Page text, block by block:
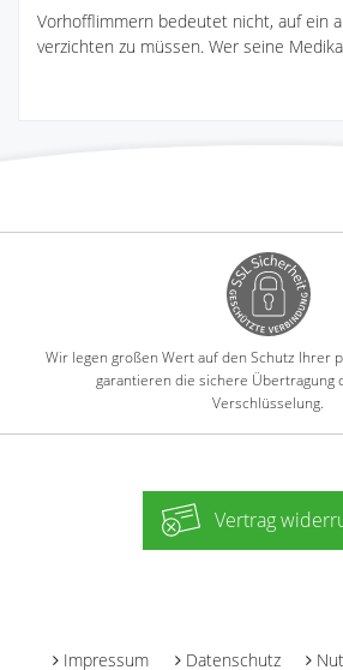
Vorhofflimmern bedeutet nicht, auf ein
verzichten zu müssen. Wer seine
Wir legen großen Wert auf den Schutz Ihrer
garantieren die sichere Übertragung
Verschlüsselung.
Vertrag
Impressum Datenschutz